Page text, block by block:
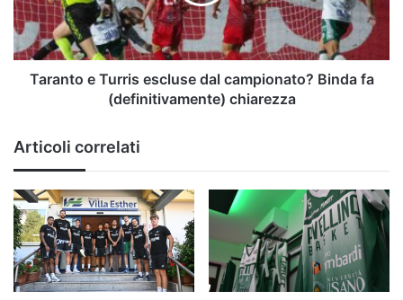
Binda
fa
(definitivamente)
chiarezza
Taranto e Turris escluse dal campionato? Binda fa
(definitivamente) chiarezza
Articoli correlati